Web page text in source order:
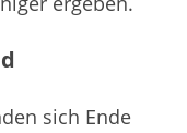
sich Ende